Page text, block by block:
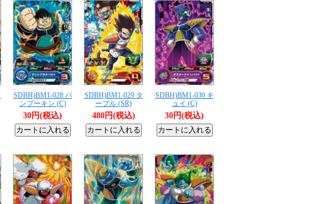
SDBH)BM1-028 パ
ンブーキン (C)
30円(税込)
SDBH)BM1-029 タ
ーブル (SR)
480円(税込)
SDBH)BM1-030 キ
ュイ (C)
30円(税込)